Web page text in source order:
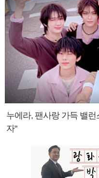
누에라, 팬사랑 가득 밸
자"